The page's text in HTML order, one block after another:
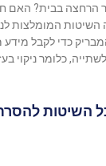
הרחצה בבית? האם
המומלצות
כדי לקבל מידע
כלומר ניקוי
השיטות